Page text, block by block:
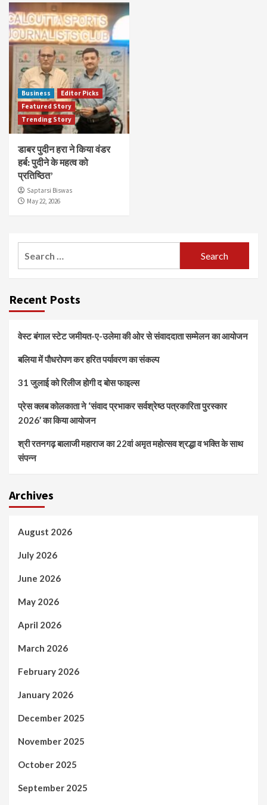
Business
Editor Picks
Featured Story
Trending Story
डाबर पुदीन हरा ने किया वंडर
हर्ब: पुदीने के महत्व को
प्रतिष्ठित’
Saptarsi Biswas
May 22, 2026
Recent Posts
वेस्ट बंगाल स्टेट जमीयत-ए-उलेमा की ओर से संवाददाता सम्मेलन का आयोजन
बलिया में पौधरोपण कर हरित पर्यावरण का संकल्प
31 जुलाई को रिलीज होगी द बोस फाइल्स
प्रेस क्लब कोलकाता ने ‘संवाद प्रभाकर सर्वश्रेष्ठ पत्रकारिता पुरस्कार
2026’ का किया आयोजन
श्री रतनगढ़ बालाजी महाराज का 22वां अमृत महोत्सव श्रद्धा व भक्ति के साथ
संपन्न
Archives
August 2026
July 2026
June 2026
May 2026
April 2026
March 2026
February 2026
January 2026
December 2025
November 2025
October 2025
September 2025